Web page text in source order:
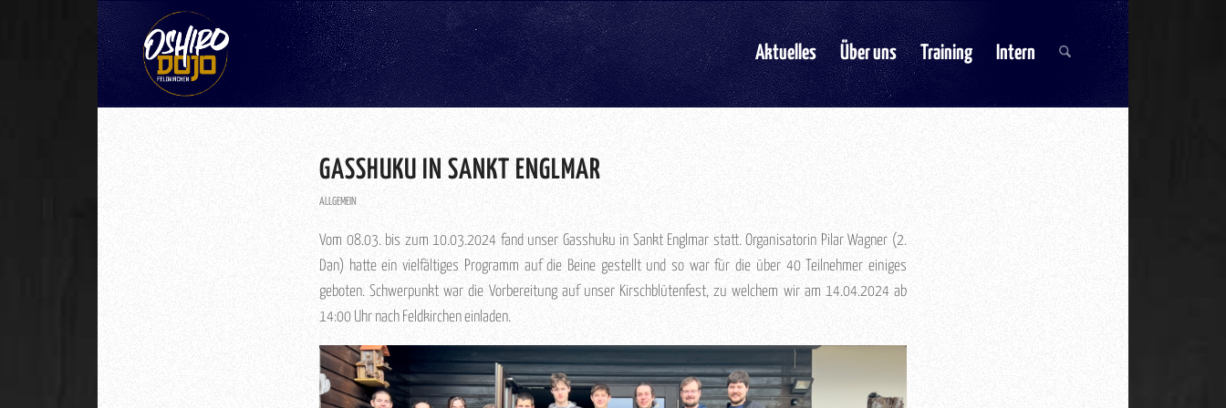
Aktuelles Über uns Training Intern
GASSHUKU IN SANKT ENGLMAR
ALLGEMEIN
Vom 08.03. bis zum 10.03.2024 fand unser Gasshuku in Sankt Englmar statt. Organisatorin Pilar Wagner (2.
Dan) hatte ein vielfältiges Programm auf die Beine gestellt und so war für die über 40 Teilnehmer einiges
geboten. Schwerpunkt war die Vorbereitung auf unser Kirschblütenfest, zu welchem wir am 14.04.2024 ab
14:00 Uhr nach Feldkirchen einladen.